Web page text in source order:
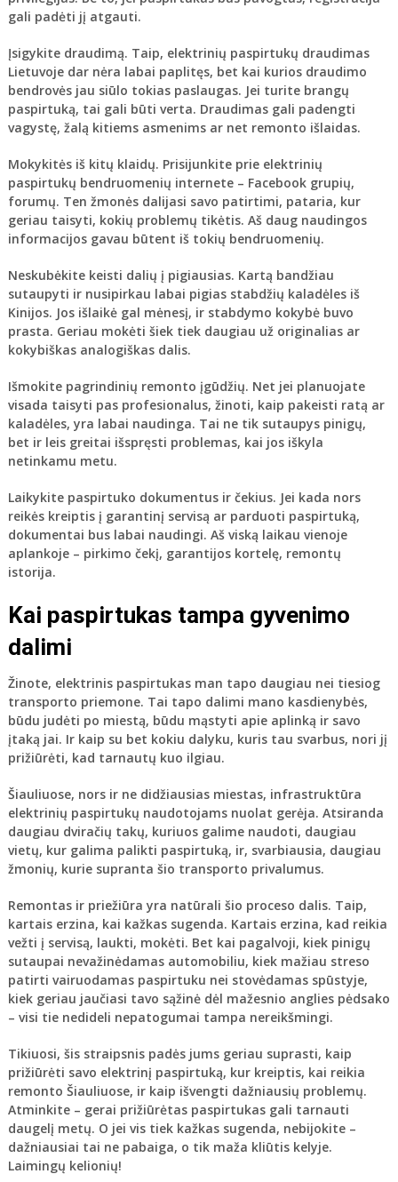
gali padėti jį atgauti.
Įsigykite draudimą. Taip, elektrinių paspirtukų draudimas
Lietuvoje dar nėra labai paplitęs, bet kai kurios draudimo
bendrovės jau siūlo tokias paslaugas. Jei turite brangų
paspirtuką, tai gali būti verta. Draudimas gali padengti
vagystę, žalą kitiems asmenims ar net remonto išlaidas.
Mokykitės iš kitų klaidų. Prisijunkite prie elektrinių
paspirtukų bendruomenių internete – Facebook grupių,
forumų. Ten žmonės dalijasi savo patirtimi, pataria, kur
geriau taisyti, kokių problemų tikėtis. Aš daug naudingos
informacijos gavau būtent iš tokių bendruomenių.
Neskubėkite keisti dalių į pigiausias. Kartą bandžiau
sutaupyti ir nusipirkau labai pigias stabdžių kaladėles iš
Kinijos. Jos išlaikė gal mėnesį, ir stabdymo kokybė buvo
prasta. Geriau mokėti šiek tiek daugiau už originalias ar
kokybiškas analogiškas dalis.
Išmokite pagrindinių remonto įgūdžių. Net jei planuojate
visada taisyti pas profesionalus, žinoti, kaip pakeisti ratą ar
kaladėles, yra labai naudinga. Tai ne tik sutaupys pinigų,
bet ir leis greitai išspręsti problemas, kai jos iškyla
netinkamu metu.
Laikykite paspirtuko dokumentus ir čekius. Jei kada nors
reikės kreiptis į garantinį servisą ar parduoti paspirtuką,
dokumentai bus labai naudingi. Aš viską laikau vienoje
aplankoje – pirkimo čekį, garantijos kortelę, remontų
istorija.
Kai paspirtukas tampa gyvenimo
dalimi
Žinote, elektrinis paspirtukas man tapo daugiau nei tiesiog
transporto priemone. Tai tapo dalimi mano kasdienybės,
būdu judėti po miestą, būdu mąstyti apie aplinką ir savo
įtaką jai. Ir kaip su bet kokiu dalyku, kuris tau svarbus, nori jį
prižiūrėti, kad tarnautų kuo ilgiau.
Šiauliuose, nors ir ne didžiausias miestas, infrastruktūra
elektrinių paspirtukų naudotojams nuolat gerėja. Atsiranda
daugiau dviračių takų, kuriuos galime naudoti, daugiau
vietų, kur galima palikti paspirtuką, ir, svarbiausia, daugiau
žmonių, kurie supranta šio transporto privalumus.
Remontas ir priežiūra yra natūrali šio proceso dalis. Taip,
kartais erzina, kai kažkas sugenda. Kartais erzina, kad reikia
vežti į servisą, laukti, mokėti. Bet kai pagalvoji, kiek pinigų
sutaupai nevažinėdamas automobiliu, kiek mažiau streso
patirti vairuodamas paspirtuku nei stovėdamas spūstyje,
kiek geriau jaučiasi tavo sąžinė dėl mažesnio anglies pėdsako
– visi tie nedideli nepatogumai tampa nereikšmingi.
Tikiuosi, šis straipsnis padės jums geriau suprasti, kaip
prižiūrėti savo elektrinį paspirtuką, kur kreiptis, kai reikia
remonto Šiauliuose, ir kaip išvengti dažniausių problemų.
Atminkite – gerai prižiūrėtas paspirtukas gali tarnauti
daugelį metų. O jei vis tiek kažkas sugenda, nebijokite –
dažniausiai tai ne pabaiga, o tik maža kliūtis kelyje.
Laimingų kelionių!